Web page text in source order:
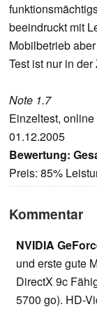
beeindruckt mit
Mobilbetrieb
Test ist nur in
Note 1.7
Einzeltest,
01.12.2005
Bewertung:
Preis: 85%
Kommentar
NVIDIA
und erste gute
DirectX 9c
5700 go). HD-